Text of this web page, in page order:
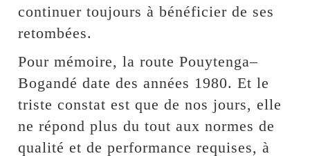
continuer toujours à bénéficier de ses
retombées.
Pour mémoire, la route Pouytenga–
Bogandé date des années 1980. Et le
triste constat est que de nos jours, elle
ne répond plus du tout aux normes de
qualité et de performance requises, à